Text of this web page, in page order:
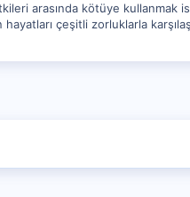
arasında kötüye kullanmak
çeşitli zorluklarla